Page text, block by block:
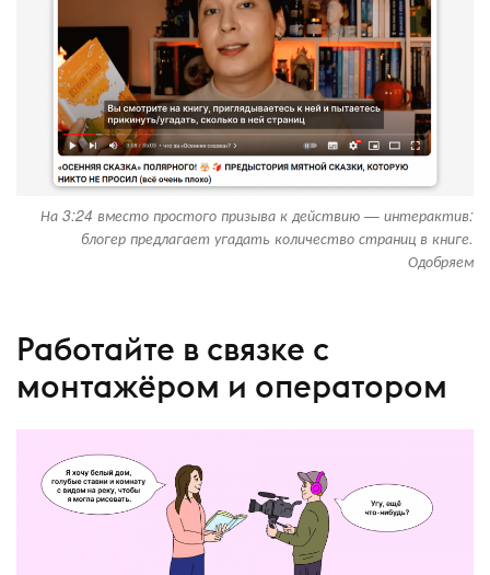
На 3:24 вместо простого призыва к действию — интерактив:
блогер предлагает угадать количество страниц в книге.
Одобряем
Работайте в связке с
монтажёром и оператором